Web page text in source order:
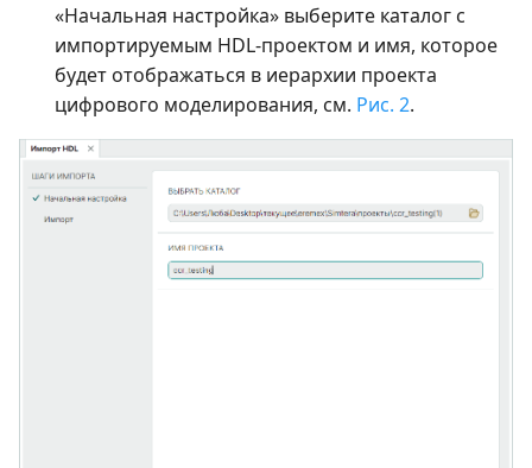
«Начальная настройка» выберите каталог с
импортируемым HDL-проектом и имя, которое
будет отображаться в иерархии проекта
цифрового моделирования, см. Рис. 2.